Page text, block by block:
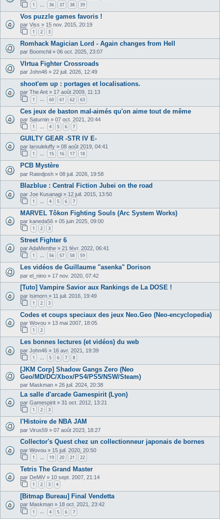
1 36 37 38 39
Vos puzzle games favoris !
par Viss » 15 nov. 2015, 20:19
1 2 3
Romhack Magician Lord - Again changes from Hell
par Boomchil » 06 oct. 2025, 23:07
VIrtua Fighter Crossroads
par John46 » 22 juil. 2026, 12:49
shoot'em up : portages et localisations.
par The Ant » 17 août 2009, 11:13
1 … 60 61 62 63
Ces jeux de baston mal-aimés qu'on aime tout de même
par Saturnin » 07 oct. 2021, 20:44
1 4 5 6 7
GUILTY GEAR -STR IV E-
par larouleluffy » 08 août 2019, 04:41
1 … 15 16 17 18
PCB Mystère
par Ratedjosh » 08 juil. 2026, 19:58
Blazblue : Central Fiction Jubei on the road
par Joe Kusanagi » 12 juil. 2015, 13:50
1 4 5 6 7
MARVEL Tôkon Fighting Souls (Arc System Works)
par kaneda56 » 05 juin 2025, 09:00
1 2 3
Street Fighter 6
parAdaMenthe » 21 févr. 2022, 06:41
1 … 56 57 58 59
Les vidéos de Guillaume "asenka" Dorison
par el_nino » 17 nov. 2020, 07:42
[Tuto] Vampire Savior aux Rankings de La DOSE !
par Isimorn » 11 juil. 2016, 19:49
1 2 3
Codes et coups speciaux des jeux Neo.Geo (Neo-encyclopedia)
par Wovou » 13 mai 2007, 18:05
1 2
Les bonnes lectures (et vidéos) du web
par John46 » 16 avr. 2021, 19:39
1 5 6 7 8
[JKM Corp] Shadow Gangs Zero (Neo
Geo/MD/DC/Xbox/PS4/PS5/NSW/Steam)
par Maskman » 26 juil. 2024, 20:38
La salle d'arcade Gamespirit (Lyon)
par Gamespirit » 31 oct. 2012, 13:21
1 2 3
l'Histoire de NBA JAM
par Virus59 » 07 août 2023, 18:27
Collector's Quest chez un collectionneur japonais de bornes
par Wovou » 15 juil. 2020, 20:50
1 19 20 21 22
Tetris The Grand Master
par DeMiV » 10 sept. 2007, 21:14
1 2 3 4
[Bitmap Bureau] Final Vendetta
par Maskman » 18 oct. 2021, 23:42
1 … 4 5 6 7